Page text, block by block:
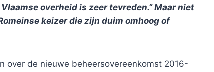
overheid is zeer tevreden.” Maar niet
keizer die zijn duim omhoog of
over de nieuwe beheersovereenkomst 2016-